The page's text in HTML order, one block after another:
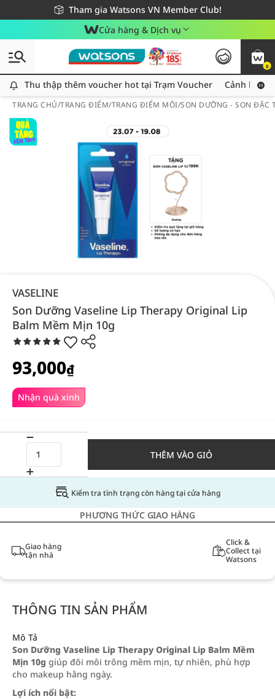
Tham gia Watsons VN Member Club!
Miễn phí giao hàng cho đơn hàng từ 249,000Đ
Giao hàng nhanh 24h - Áp dụng khu vực TP. Hồ Chí Minh
Cửa hàng & Dịch vụ
0
Thu thập thêm voucher hot tại Trạm Voucher
Thu thập thêm voucher hot tại Trạm Voucher Cảnh báo
TRANG CHỦ/TRANG ĐIỂM/TRANG ĐIỂM MÔI/SON DƯỠNG - SON ĐẶC
VASELINE
Son Dưỡng Vaseline Lip Therapy Original Lip
Balm Mềm Mịn 10g
Nhận quà xinh
93,000₫
THÊM VÀO GIỎ
Kiểm tra tình trạng còn hàng tại cửa hàng
PHƯƠNG THỨC GIAO HÀNG
Giao hàng
tận nhà
Click &
Collect tại
Watsons
THÔNG TIN SẢN PHẨM
Mô Tả
Son Dưỡng Vaseline Lip Therapy Original Lip Balm Mềm
Mịn 10g giúp đôi môi trông mềm mịn, tự nhiên, phù hợp
cho makeup hằng ngày.
Lợi ích nổi bật: